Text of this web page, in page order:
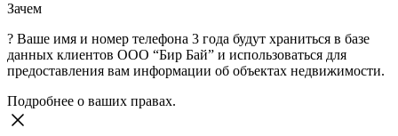
Зачем
? Ваше имя и номер телефона 3 года будут храниться в базе
данных клиентов ООО “Бир Бай” и использоваться для
предоставления вам информации об объектах недвижимости.
Подробнее о ваших правах.